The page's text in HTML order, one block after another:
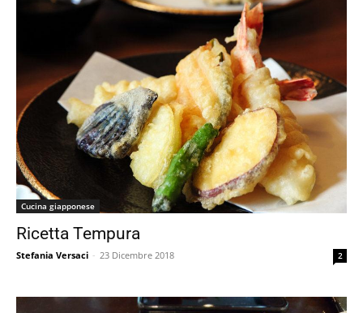
Cucina giapponese
Ricetta Tempura
Stefania Versaci - 23 Dicembre 2018 2